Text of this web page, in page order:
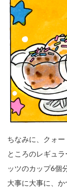
ちなみに、クォ
ところのレギュ
ッツのカップ6個
大事に大事に、